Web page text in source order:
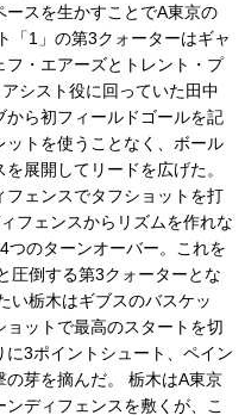
スを生かすことでA東京の
「1」の第3クォーターはギャ
フ・エアーズとトレント・プ
シスト役に回っていた田中
から初フィールドゴールを記
トを使うことなく、ボール
展開してリードを広げた。
ェンスでタフショットを打
フェンスからリズムを作れな
つのターンオーバー。これを
圧倒する第3クォーターとな
い栃木はギブスのバスケッ
ョットで最高のスタートを切
3ポイントシュート、ペイン
の芽を摘んだ。 栃木はA東京
ディフェンスを敷くが、こ